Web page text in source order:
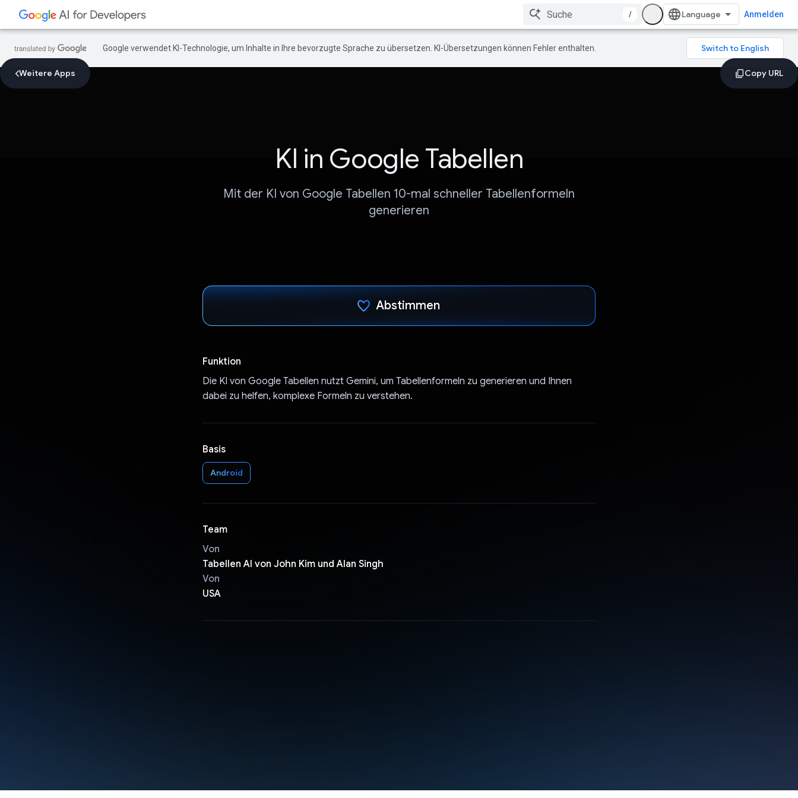
/ Anmelden
Google verwendet KI-Technologie, um Inhalte in Ihre bevorzugte Sprache zu übersetzen. KI-Übersetzungen können Fehler enthalten.
Weitere Apps
KI in Google Tabellen
Mit der KI von Google Tabellen 10-mal schneller Tabellenformeln
generieren
Abstimmen
Funktion
Die KI von Google Tabellen nutzt Gemini, um Tabellenformeln zu generieren und Ihnen
dabei zu helfen, komplexe Formeln zu verstehen.
Basis
Android
Team
Von
Tabellen AI von John Kim und Alan Singh
Von
USA